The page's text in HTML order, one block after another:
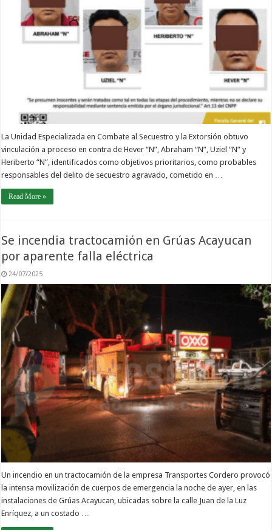
La Unidad Especializada en Combate al Secuestro y la Extorsión obtuvo
vinculación a proceso en contra de Hever “N”, Abraham “N”, Uziel “N” y
Heriberto “N”, identificados como objetivos prioritarios, como probables
responsables del delito de secuestro agravado, cometido en …
Read More »
Se incendia tractocamión en Grúas Acayucan
por aparente falla eléctrica
24/07/2025
Un incendio en un tractocamión de la empresa Transportes Cordero provocó
la intensa movilización de cuerpos de emergencia la noche de ayer, en las
instalaciones de Grúas Acayucan, ubicadas sobre la calle Juan de la Luz
Enríquez, a un costado …